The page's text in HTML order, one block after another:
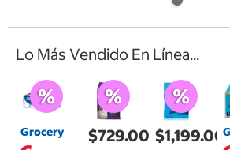
Lo Más Vendido En Línea...
Grocery $729.00 $1,199.00